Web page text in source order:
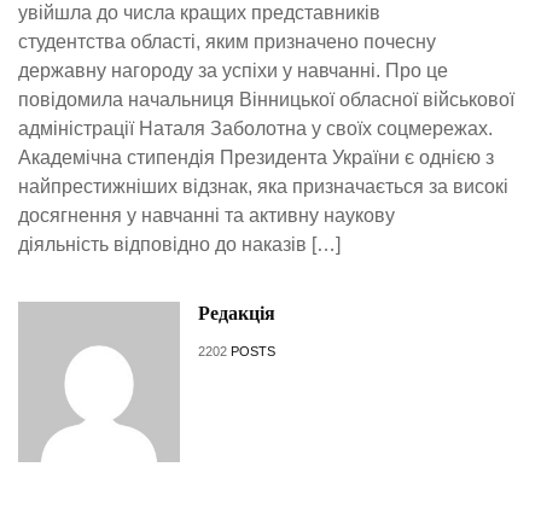
увійшла до числа кращих представників
студентства області, яким призначено почесну
державну нагороду за успіхи у навчанні. Про це
повідомила начальниця Вінницької обласної військової
адміністрації Наталя Заболотна у своїх соцмережах.
Академічна стипендія Президента України є однією з
найпрестижніших відзнак, яка призначається за високі
досягнення у навчанні та активну наукову
діяльність відповідно до наказів […]
Редакція
2202 POSTS